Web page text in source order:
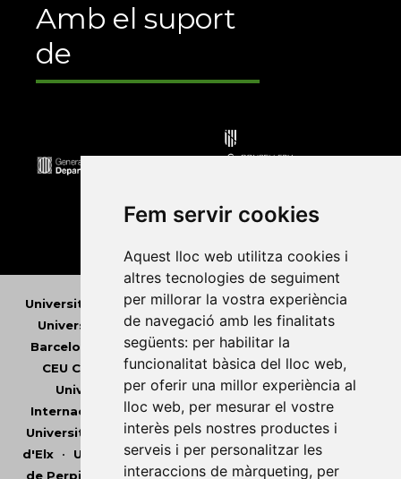
Fem servir cookies
Aquest lloc web utilitza cookies i
altres tecnologies de seguiment
per millorar la vostra experiència
de navegació amb les finalitats
següents: per habilitar la
funcionalitat bàsica del lloc web,
per oferir una millor experiència al
lloc web, per mesurar el vostre
interès pels nostres productes i
serveis i per personalitzar les
interaccions de màrqueting, per
Amb el suport
de
Universitat Abat Oliba CEU • Universitat d'Alacant
Universitat d'Andorra•Universitat Autònoma de
Barcelona
Universitat de Barcelona •
CEU Cardenal Herrera•Universitat de Girona•
Universitat de les Illes Balears•Universitat
Internacional de Catalunya•Universitat Jaume I
Universitat de Lleida•Universitat Miguel Hernández
d'Elx• Universitat Oberta de Catalunya•Universitat
de Perpinyà Via Domitia•Universitat Politècnica de